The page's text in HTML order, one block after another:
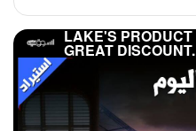
LAKE'S
GREAT DISCOUNT.